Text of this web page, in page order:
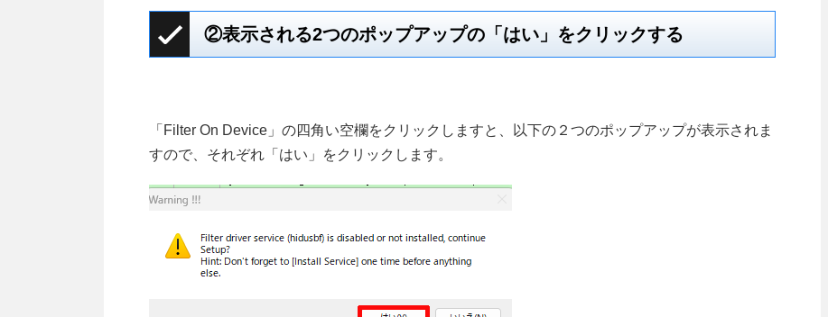
②表示される2つのポップアップの「はい」をクリックする
「Filter On Device」の四角い空欄をクリックしますと、以下の２つのポップアップが表示されま
すので、それぞれ「はい」をクリックします。